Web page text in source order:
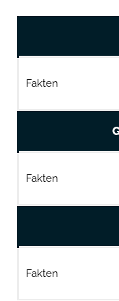
Fakten
Fakten
Fakten